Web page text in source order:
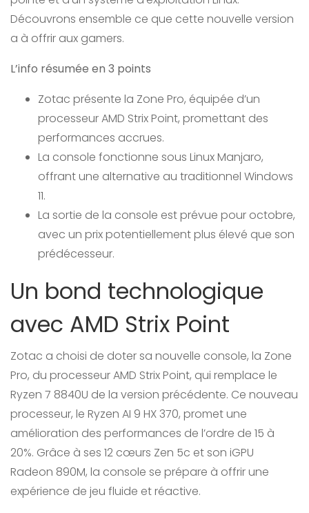
Découvrons ensemble ce que cette nouvelle version
a à offrir aux gamers.
L’info résumée en 3 points
Zotac présente la Zone Pro, équipée d’un
processeur AMD Strix Point, promettant des
performances accrues.
La console fonctionne sous Linux Manjaro,
offrant une alternative au traditionnel Windows
11.
La sortie de la console est prévue pour octobre,
avec un prix potentiellement plus élevé que son
prédécesseur.
Un bond technologique
avec AMD Strix Point
Zotac a choisi de doter sa nouvelle console, la Zone
Pro, du processeur AMD Strix Point, qui remplace le
Ryzen 7 8840U de la version précédente. Ce nouveau
processeur, le Ryzen AI 9 HX 370, promet une
amélioration des performances de l’ordre de 15 à
20%. Grâce à ses 12 cœurs Zen 5c et son iGPU
Radeon 890M, la console se prépare à offrir une
expérience de jeu fluide et réactive.